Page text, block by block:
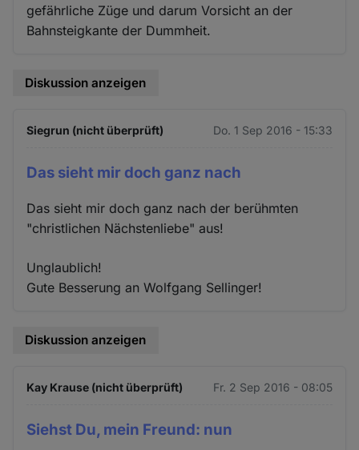
gefährliche Züge und darum Vorsicht an der
Bahnsteigkante der Dummheit.
Diskussion anzeigen
Siegrun (nicht überprüft) Do. 1 Sep 2016 - 15:33
Das sieht mir doch ganz nach
Das sieht mir doch ganz nach der berühmten
"christlichen Nächstenliebe" aus!
Unglaublich!
Gute Besserung an Wolfgang Sellinger!
Diskussion anzeigen
Kay Krause (nicht überprüft) Fr. 2 Sep 2016 - 08:05
Siehst Du, mein Freund: nun